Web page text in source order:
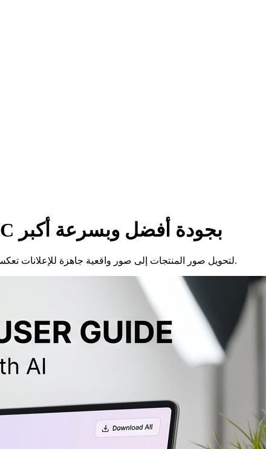
دليل مستخدم مولّد صور UGC: كيف تنشئ صور منتجات بأسلوب UGC بجودة أفضل وبسرعة أكبر
تعلّم كيفية استخدام مُولِّد الصور UGC من UGC Maker لتحويل صور المنتجات إلى صور واقعية جاهزة للإعلانات تعكس أسلوب الحياة، من خلال أوامر إدخال (برومبتات) أكثر ذكاءً واختيارات أفضل للنماذج.